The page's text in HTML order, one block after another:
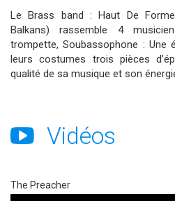
Le Brass band : Haut De
Balkans) rassemble 4
trompette, Soubassophone : Une
leurs costumes trois pièces
qualité de sa musique et son
Vidéos
The Preacher